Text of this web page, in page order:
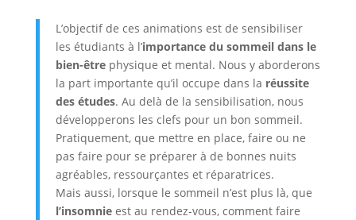
L’objectif de ces animations est de sensibiliser
les étudiants à l’importance du sommeil dans le
bien-êtrephysique et mental. Nous y aborderons
la part importante qu’il occupe dans la réussite
des études. Au delà de la sensibilisation, nous
développerons les clefs pour un bon sommeil.
Pratiquement, que mettre en place, faire ou ne
pas faire pour se préparer à de bonnes nuits
agréables, ressourçantes et réparatrices.
Mais aussi, lorsque le sommeil n’est plus là, que
l’insomnieest au rendez-vous, comment faire